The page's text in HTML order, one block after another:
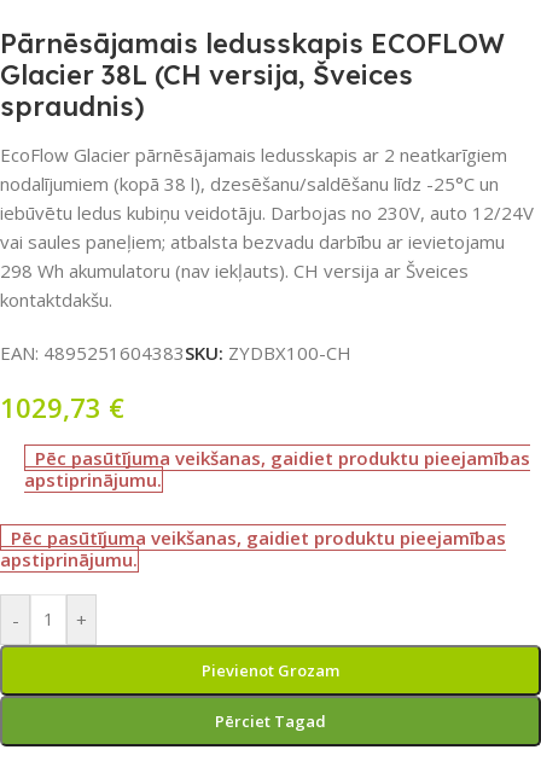
Pārnēsājamais ledusskapis ECOFLOW
Glacier 38L (CH versija, Šveices
spraudnis)
EcoFlow Glacier pārnēsājamais ledusskapis ar 2 neatkarīgiem
nodalījumiem (kopā 38 l), dzesēšanu/saldēšanu līdz -25°C un
iebūvētu ledus kubiņu veidotāju. Darbojas no 230V, auto 12/24V
vai saules paneļiem; atbalsta bezvadu darbību ar ievietojamu
298 Wh akumulatoru (nav iekļauts). CH versija ar Šveices
kontaktdakšu.
EAN: 4895251604383SKU: ZYDBX100-CH
1029,73 €
Pēc pasūtījuma veikšanas, gaidiet produktu pieejamības
apstiprinājumu.
Pēc pasūtījuma veikšanas, gaidiet produktu pieejamības
apstiprinājumu.
- +
Pievienot Grozam
Pērciet Tagad